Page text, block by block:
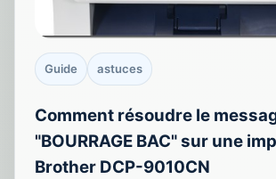
Guide astuces
Comment résoudre le
"BOURRAGE BAC" sur une
Brother DCP-9010CN